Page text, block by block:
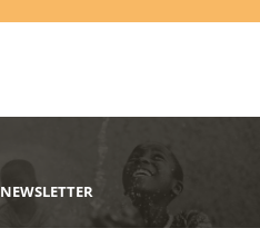
NEWSLETTER